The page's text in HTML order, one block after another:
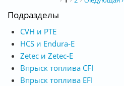
Подразделы
CVH и РТЕ
HCS и Endura-E
Zetec и Zetec-E
Впрыск топлива CFI
Впрыск топлива EFI